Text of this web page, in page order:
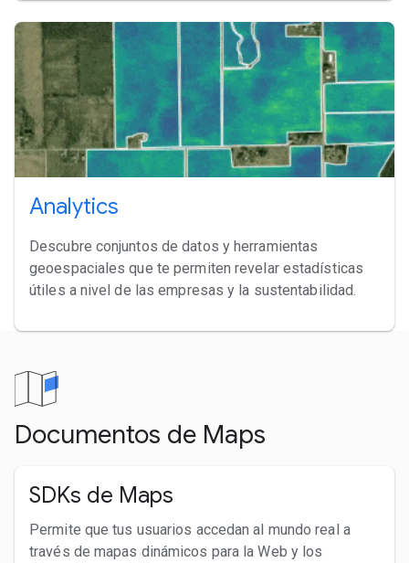
Analytics
Descubre conjuntos de datos y herramientas
geoespaciales que te permiten revelar estadísticas
útiles a nivel de las empresas y la sustentabilidad.
Documentos de Maps
SDKs de Maps
Permite que tus usuarios accedan al mundo real a
través de mapas dinámicos para la Web y los